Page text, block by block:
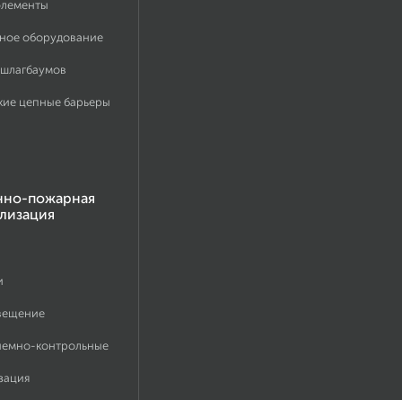
оборудование
цепные барьеры
пожарная
контрольные